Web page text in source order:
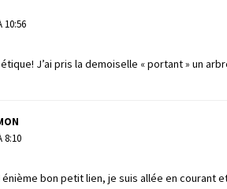
10:56
J’ai pris la demoiselle « portant » un
8:10
bon petit lien, je suis allée en courant